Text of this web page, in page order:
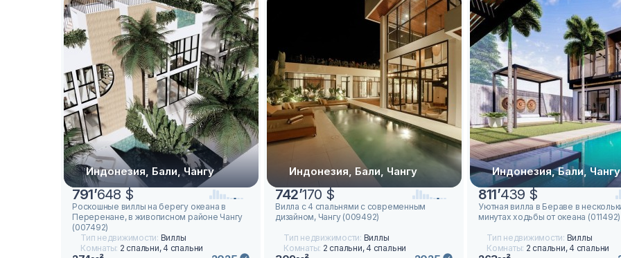
Индонезия, Бали, Чангу
791’648 $
Роскошные виллы на берегу океана в
Переренане, в живописном районе Чангу
(007492)
Тип недвижимости: Виллы
Комнаты: 2 спальни, 4 спальни
Индонезия, Бали, Чангу
742’170 $
Вилла с 4 спальнями с современным
дизайном, Чангу (009492)
Тип недвижимости: Виллы
Комнаты: 2 спальни, 4 спальни
Индонезия, Бали, Чангу
811’439 $
Уютная вилла в Бераве в
минутах ходьбы от океана (011492)
Тип недвижимости: Виллы
Комнаты: 2 спальни, 4 спальни